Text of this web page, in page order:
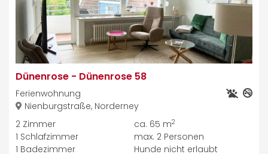
Dünenrose - Dünenrose 58
Ferienwohnung
Nienburgstraße, Norderney
2 Zimmer
1 Schlafzimmer
1 Badezimmer
ca. 65 m2
max. 2 Personen
Hunde nicht erlaubt